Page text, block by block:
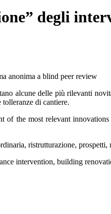
degli
anonima a blind peer review
alcune delle più rilevanti
tolleranze di cantiere.
of the most relevant
ristrutturazione,
intervention, building